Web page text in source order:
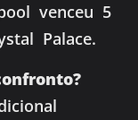
venceu 5
Palace.